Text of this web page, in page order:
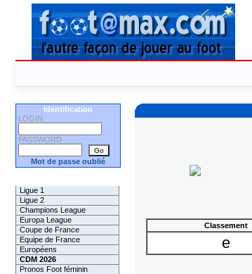
Identification
LOGIN
PASSWORD
Mot de passe oublié
Ligue 1
Ligue 2
Champions League
Europa League
Coupe de France
Equipe de France
Européens
CDM 2026
Pronos Foot féminin
Classement
e